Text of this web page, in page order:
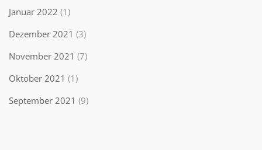
Januar 2022 (1)
Dezember 2021 (3)
November 2021 (7)
Oktober 2021 (1)
September 2021 (9)